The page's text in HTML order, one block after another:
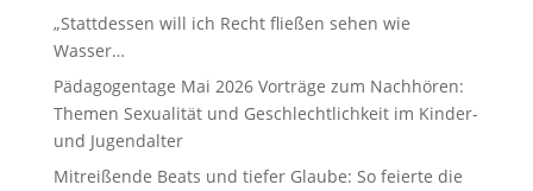
„Stattdessen will ich Recht fließen sehen wie
Wasser…
Pädagogentage Mai 2026 Vorträge zum Nachhören:
Themen Sexualität und Geschlechtlichkeit im Kinder-
und Jugendalter
Mitreißende Beats und tiefer Glaube: So feierte die